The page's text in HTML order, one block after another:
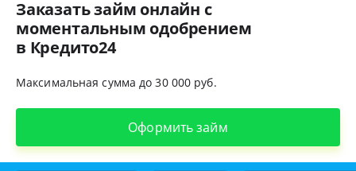
Заказать займ онлайн с
моментальным одобрением
в Кредито24
Максимальная сумма до 30 000 руб.
Оформить займ